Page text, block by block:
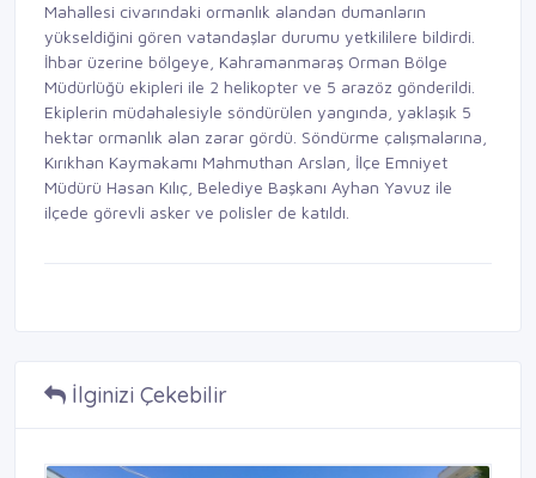
Mahallesi civarındaki ormanlık alandan dumanların
yükseldiğini gören vatandaşlar durumu yetkililere bildirdi.
İhbar üzerine bölgeye, Kahramanmaraş Orman Bölge
Müdürlüğü ekipleri ile 2 helikopter ve 5 arazöz gönderildi.
Ekiplerin müdahalesiyle söndürülen yangında, yaklaşık 5
hektar ormanlık alan zarar gördü. Söndürme çalışmalarına,
Kırıkhan Kaymakamı Mahmuthan Arslan, İlçe Emniyet
Müdürü Hasan Kılıç, Belediye Başkanı Ayhan Yavuz ile
ilçede görevli asker ve polisler de katıldı.
İlginizi Çekebilir